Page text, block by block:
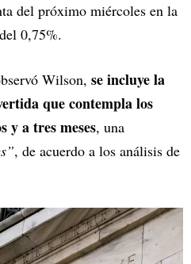
del próximo miércoles en la
0,75%.
Wilson, se incluye la
que contempla los
y a tres meses, una
, de acuerdo a los análisis de